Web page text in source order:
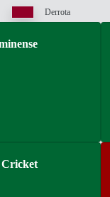
Derrota
Cricket